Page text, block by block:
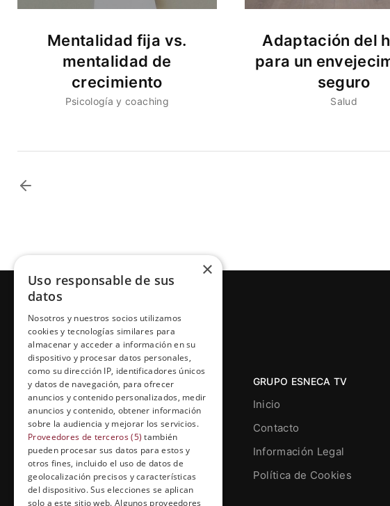
Mentalidad fija vs.
mentalidad de
crecimiento
Psicología y coaching
Adaptación del
para un
seguro
Salud
Grupo Esneca TV
Calle Prat de la Riba, 22, Entresuelo
(local 5)
GRUPO ESNECA TV
Inicio
Contacto
Información Legal
Política de Cookies
×
Uso responsable de sus
datos
Nosotros y nuestros socios utilizamos
cookies y tecnologías similares para
almacenar y acceder a información en su
dispositivo y procesar datos personales,
como su dirección IP, identificadores únicos
y datos de navegación, para ofrecer
anuncios y contenido personalizados, medir
anuncios y contenido, obtener información
sobre la audiencia y mejorar los servicios.
Proveedores de terceros (5) también
pueden procesar sus datos para estos y
otros fines, incluido el uso de datos de
geolocalización precisos y características
del dispositivo. Sus elecciones se aplican
solo a este sitio web. Algunos proveedores